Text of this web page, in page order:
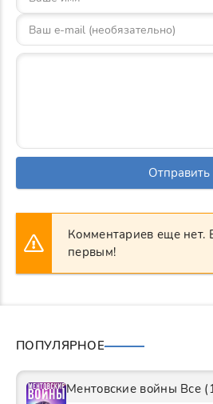
Отправить
Комментариев еще нет.
первым!
ПОПУЛЯРНОЕ